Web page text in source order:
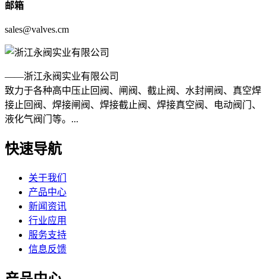
邮箱
sales@valves.cm
——浙江永阀实业有限公司
致力于各种高中压止回阀、闸阀、截止阀、水封闸阀、真空焊
接止回阀、焊接闸阀、焊接截止阀、焊接真空阀、电动阀门、
液化气阀门等。...
快速导航
关于我们
产品中心
新闻资讯
行业应用
服务支持
信息反馈